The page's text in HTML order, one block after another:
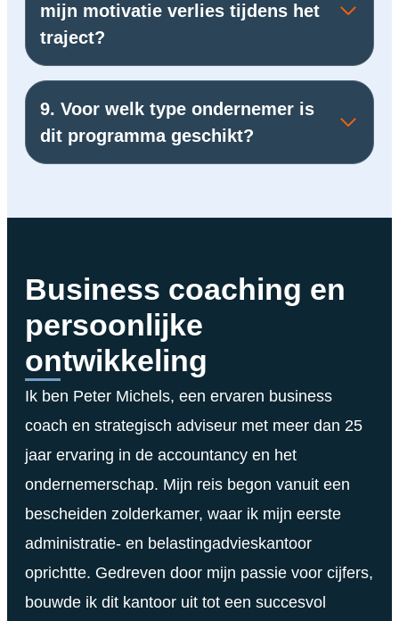
mijn motivatie verlies tijdens het
traject?
9. Voor welk type ondernemer is
dit programma geschikt?
Business coaching en
persoonlijke
ontwikkeling
Ik ben Peter Michels, een ervaren business
coach en strategisch adviseur met meer dan 25
jaar ervaring in de accountancy en het
ondernemerschap. Mijn reis begon vanuit een
bescheiden zolderkamer, waar ik mijn eerste
administratie- en belastingadvieskantoor
oprichtte. Gedreven door mijn passie voor cijfers,
bouwde ik dit kantoor uit tot een succesvol